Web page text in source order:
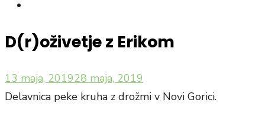
D(r)oživetje z Erikom
Posted
on
13 maja, 201928 maja, 2019
Delavnica peke kruha z drožmi v Novi Gorici.